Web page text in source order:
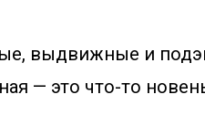
выдвижные и
— это что-то